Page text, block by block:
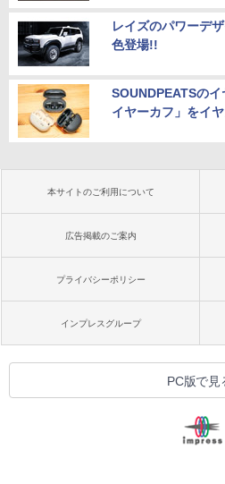
レイズのパワーデ
色登場!!
SOUNDPEATSの
イヤーカフ」をイ
本サイトのご利用について
広告掲載のご案内
プライバシーポリシー
インプレスグループ
PC版で見